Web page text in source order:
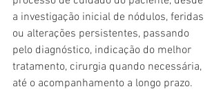
a investigação inicial de nódulos, feridas
ou alterações persistentes, passando
pelo diagnóstico, indicação do melhor
tratamento, cirurgia quando necessária,
até o acompanhamento a longo prazo.